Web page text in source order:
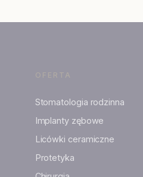
OFERTA
Stomatologia rodzinna
Implanty zębowe
Licówki ceramiczne
Protetyka